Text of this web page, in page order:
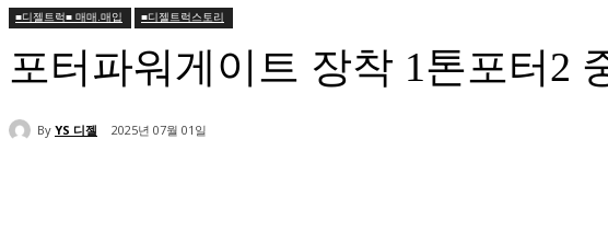
■디젤트럭■ 매매.매입 ■디젤트럭스토리
포터파워게이트 장착 1톤포터2
By YS 디젤 2025년 07월 01일